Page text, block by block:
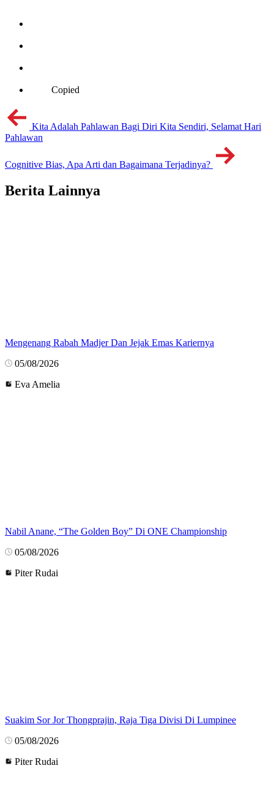
Copied
Kita Adalah Pahlawan Bagi Diri Kita Sendiri, Selamat Hari
Pahlawan
Cognitive Bias, Apa Arti dan Bagaimana Terjadinya?
Berita Lainnya
Mengenang Rabah Madjer Dan Jejak Emas Kariernya
05/08/2026
Eva Amelia
Nabil Anane, “The Golden Boy” Di ONE Championship
05/08/2026
Piter Rudai
Suakim Sor Jor Thongprajin, Raja Tiga Divisi Di Lumpinee
05/08/2026
Piter Rudai